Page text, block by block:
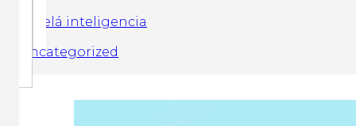
Umelá inteligencia
Uncategorized